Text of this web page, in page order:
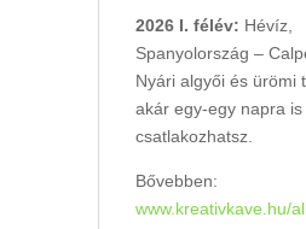
2026 I. félév: Hévíz,
Spanyolország –
Nyári algyői és ürömi
akár egy-egy napra is
csatlakozhatsz.
Bővebben:
www.kreativkave.hu/